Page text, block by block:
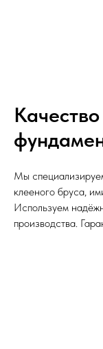
Мы
клееного бруса,
Используем
производства.